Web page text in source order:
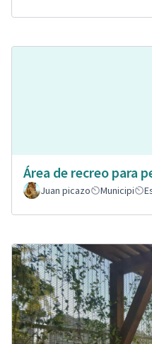
Área de recreo para
Juan picazo
Municipi